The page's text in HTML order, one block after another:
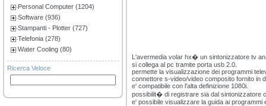
Personal Computer (1204)
Software (936)
Stampanti - Plotter (727)
Telefonia (278)
Water Cooling (80)
Ricerca Veloce
L'avermedia volar hx� un sintonizzatore tv
si collega al pc tramite porta usb 2.0.
permette la visualizzazione dei programmi
connettore s-video/video composito fornito in
e' compatibile con l'alta definizione 1080i.
possibilit� di registrare sia dal sintonizzatore
e' possibile visualizzare la guida ai